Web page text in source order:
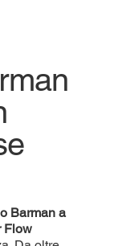
Barman a
Flow